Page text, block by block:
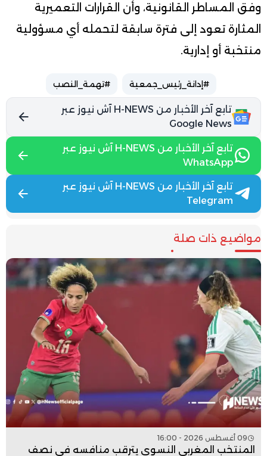
وفق المساطر القانونية، وأن القرارات التعميرية
المثارة تعود إلى فترة سابقة لتحمله أي مسؤولية
منتخبة أو إدارية.
#إدانة_رئيس_جمعية #تهمة_النصب
تابع آخر الأخبار من H-NEWS آش نيوز عبر
Google News
تابع آخر الأخبار من H-NEWS آش نيوز عبر
WhatsApp
تابع آخر الأخبار من H-NEWS آش نيوز عبر
Telegram
مواضيع ذات صلة
09 أغسطس 2026 - 16:00
المنتخب المغربي النسوي يترقب منافسه في نصف